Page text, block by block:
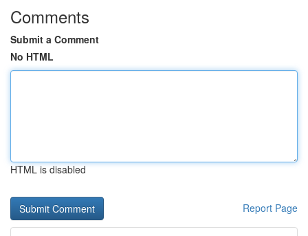
Comments
Submit a Comment
No HTML
HTML is disabled
Report Page